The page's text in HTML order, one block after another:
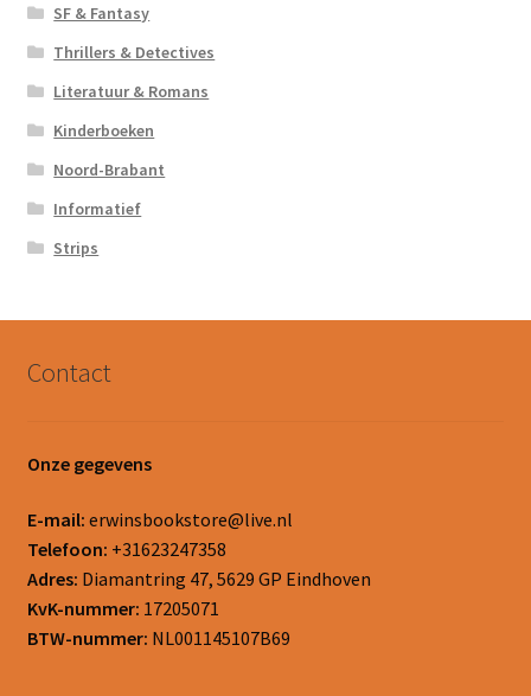
SF & Fantasy
Thrillers & Detectives
Literatuur & Romans
Kinderboeken
Noord-Brabant
Informatief
Strips
Contact
Onze gegevens
E-mail: erwinsbookstore@live.nl
Telefoon: +31623247358
Adres: Diamantring 47, 5629 GP Eindhoven
KvK-nummer: 17205071
BTW-nummer: NL001145107B69